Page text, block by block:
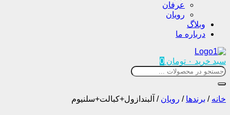
عرفان
رویان
وبلاگ
درباره ما
سبد خرید ۰ تومان 0
خانه / برندها / رویان / آلبندازول+کبالت+سلنیوم